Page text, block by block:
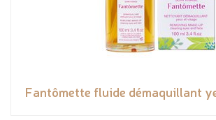
Fantômette fluide démaquillant